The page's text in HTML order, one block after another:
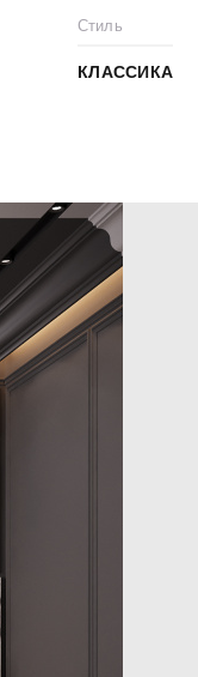
Стиль
КЛАССИКА